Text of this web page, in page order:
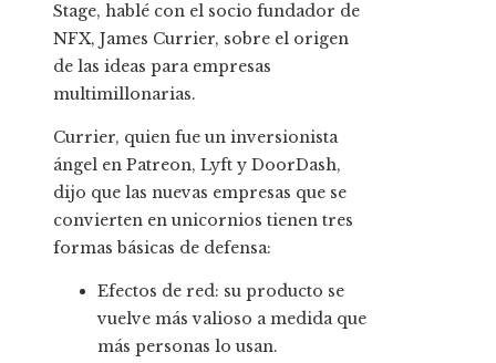
Stage, hablé con el socio fundador de
NFX, James Currier, sobre el origen
de las ideas para empresas
multimillonarias.
Currier, quien fue un inversionista
ángel en Patreon, Lyft y DoorDash,
dijo que las nuevas empresas que se
convierten en unicornios tienen tres
formas básicas de defensa:
Efectos de red: su producto se
vuelve más valioso a medida que
más personas lo usan.